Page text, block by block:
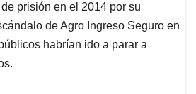
prisión en el 2014 por su
de Agro Ingreso Seguro en
habrían ido a parar a